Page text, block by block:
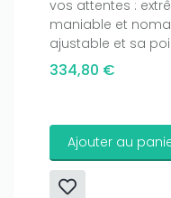
vos attentes :
maniable et
ajustable et sa
334,80 €
Ajouter au